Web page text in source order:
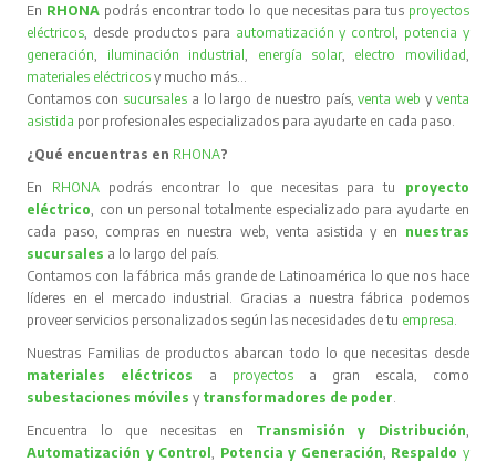
En RHONA podrás encontrar todo lo que necesitas para tus proyectos
eléctricos , desde productos para automatización y control
potencia y
generación
iluminación industrial energía solar, electro movilidad
materiales eléctricos y mucho más…
Contamos con sucursales a lo largo de nuestro país,venta web y venta
asistida por profesionales especializados para ayudarte en cada paso.
¿Qué encuentras en RHONA?
En RHONA podrás encontrar lo que necesitas para tu proyecto
eléctrico , con un personal totalmente especializado para ayudarte en
cada paso, compras en nuestra web, venta asistida y en nuestras
sucursales a lo largo del país.
Contamos con la fábrica más grande de Latinoamérica lo que nos hace
líderes en el mercado industrial. Gracias a nuestra fábrica podemos
proveer servicios personalizados según las necesidades de tu empresa
Nuestras Familias de productos abarcan todo lo que necesitas desde
materiales eléctricos
a proyectos
a gran escala, como
subestaciones móvilesy transformadores de poder
Encuentra lo que necesitas en Transmisión y Distribución
Automatización y Control
Potencia y Generación Respaldo y